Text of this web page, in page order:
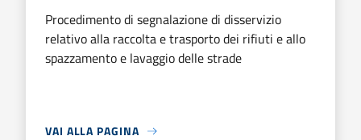
Procedimento di segnalazione di disservizio
relativo alla raccolta e trasporto dei rifiuti e allo
spazzamento e lavaggio delle strade
VAI ALLA PAGINA